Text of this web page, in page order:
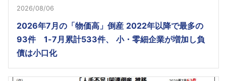
2026/08/06
2026年7月の「物価高」倒産 2022年以降で最多の
93件 1-7月累計533件、 小・零細企業が増加し負
債は小口化